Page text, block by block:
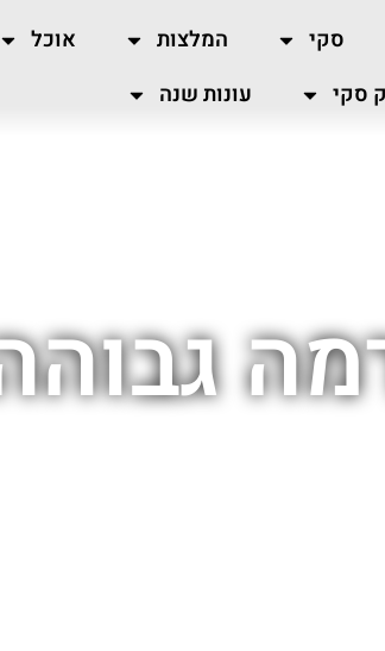
סקי המלצות אוכל
סקי
עונות שנה